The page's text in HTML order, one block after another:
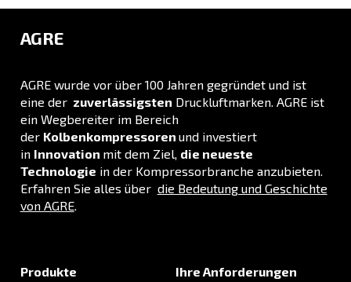
ANWENDUNGSBEREICH
Gehen Sie zu unserer Anwendungsseite